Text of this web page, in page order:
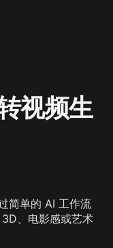
视频生
简单的 AI 工作流
、电影感或艺术